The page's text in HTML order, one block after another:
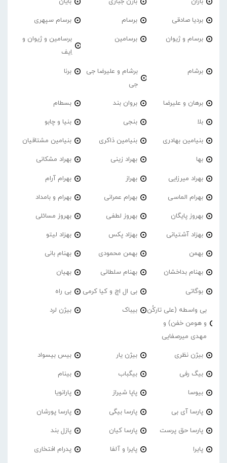
بردیا صادقی برسام برسام سپهری
برسام و ژیوان برسامین
برسامین و ژیوان و
اِیف
برشام
برشام و علیرضا جی
جی
برنا
برهان و علیرضا بروان بند بسطام
بلا بنجی بنیا و چابو
بنیامین بهادری بنیامین ذاکری بنیامین مشتاقیان
بها بهراد زینی بهراد مشکانی
بهراد میرزایی بهراز بهرام آرام
بهرام الماسی بهرام عمرانی بهرام و بامداد
بهروز پایگان بهروز لطفی بهروز مسائلی
بهزاد آشتیانی بهزاد پکس بهزاد لیتو
بهمن بهمن محمودی بهنام بانی
بهنام بداخشان بهنام سلطانی بهیان
بوگاتی بی ال اچ و کیا کرمی بی راه
بی واسطه (علی تارکُن
و هومن خفن) و
مهدی میرصفایی
بیباک بیژن لرد
بیژن نظری بیژن یار بیس بیسواد
بیگ رفی بیگباب بینام
بیوسا پاپا شیراز پارانویا
پارسا آی بی پارسا بیگی پارسا پورشان
پارسا حق پرست پارسا کیان پازل بند
پایرا پایرا و آلفا پدرام افتخاری